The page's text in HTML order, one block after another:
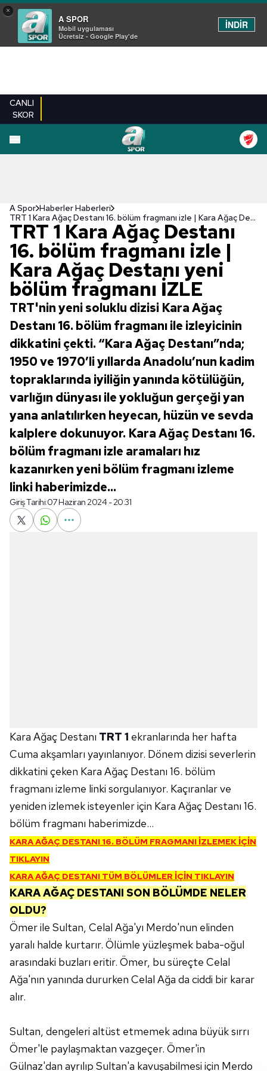
×
A SPOR
Mobil uygulaması
Ücretsiz - Google Play'de
İNDİR
CANLI
SKOR
A Spor Haberler Haberleri
TRT 1 Kara Ağaç Destanı 16. bölüm fragmanı izle | Kara Ağaç Destanı yeni bölüm fragmanı İZLE
TRT 1 Kara Ağaç Destanı
16. bölüm fragmanı izle |
Kara Ağaç Destanı yeni
bölüm fragmanı İZLE
TRT'nin yeni soluklu dizisi Kara Ağaç
Destanı 16. bölüm fragmanı ile izleyicinin
dikkatini çekti. “Kara Ağaç Destanı”nda;
1950 ve 1970’li yıllarda Anadolu’nun kadim
topraklarında iyiliğin yanında kötülüğün,
varlığın dünyası ile yokluğun gerçeği yan
yana anlatılırken heyecan, hüzün ve sevda
kalplere dokunuyor. Kara Ağaç Destanı 16.
bölüm fragmanı izle aramaları hız
kazanırken yeni bölüm fragmanı izleme
linki haberimizde...
Giriş Tarihi:07 Haziran 2024 - 20:31
Kara Ağaç Destanı TRT 1 ekranlarında her hafta
Cuma akşamları yayınlanıyor. Dönem dizisi severlerin
dikkatini çeken Kara Ağaç Destanı 16. bölüm
fragmanı izleme linki sorgulanıyor. Kaçıranlar ve
yeniden izlemek isteyenler için Kara Ağaç Destanı 16.
bölüm fragmanı haberimizde...
KARA AĞAÇ DESTANI 16. BÖLÜM FRAGMANI İZLEMEK İÇİN
TIKLAYIN
KARA AĞAÇ DESTANI TÜM BÖLÜMLER İÇİN TIKLAYIN
KARA AĞAÇ DESTANI SON BÖLÜMDE NELER
OLDU?
Ömer ile Sultan, Celal Ağa'yı Merdo'nun elinden
yaralı halde kurtarır. Ölümle yüzleşmek baba-oğul
arasındaki buzları eritir. Ömer, bu süreçte Celal
Ağa'nın yanında dururken Celal Ağa da ciddi bir karar
alır.
Sultan, dengeleri altüst etmemek adına büyük sırrı
Ömer'le paylaşmaktan vazgeçer. Ömer'in
Gülnaz'dan ayrılıp Sultan'a kavuşabilmesi için Merdo